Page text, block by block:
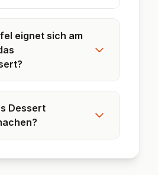
eignet sich am
Dessert